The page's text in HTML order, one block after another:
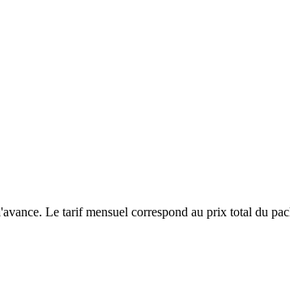
Le tarif mensuel correspond au prix total du